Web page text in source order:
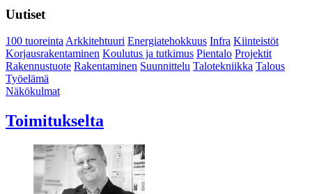
Uutiset
100 tuoreintaArkkitehtuuri Energiatehokkuus Infra Kiinteistöt
Korjausrakentaminen Koulutus ja tutkimus Pientalo Projektit
Rakennustuote Rakentaminen Suunnittelu Talotekniikka Talous
Työelämä
Näkökulmat
Toimitukselta